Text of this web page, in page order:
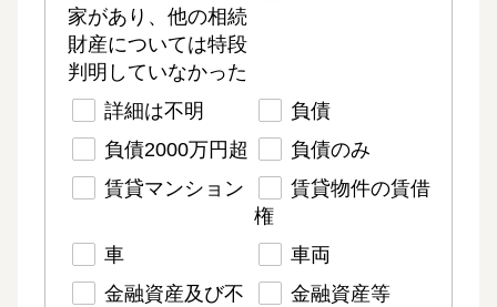
家があり、他の相続
財産については特段
判明していなかった
詳細は不明
負債
負債2000万円超
負債のみ
賃貸マンション
賃貸物件の賃借
権
車
車両
金融資産及び不
金融資産等